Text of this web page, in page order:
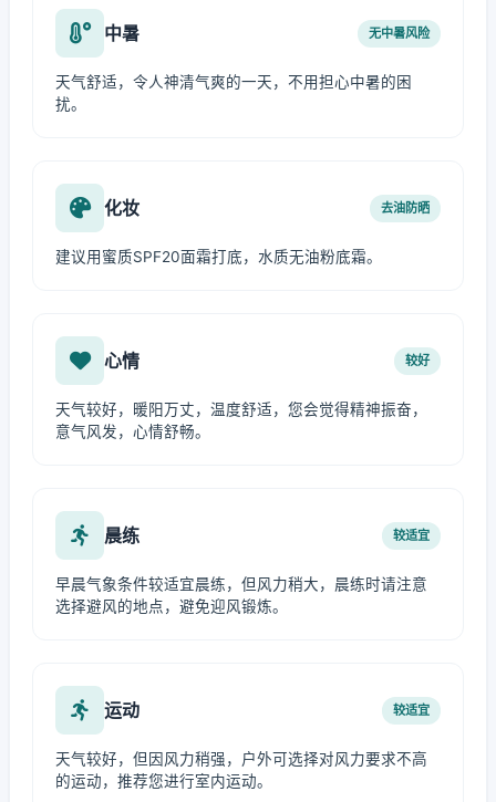
中暑 无中暑风险
天气舒适，令人神清气爽的一天，不用担心中暑的困
扰。
化妆 去油防晒
建议用蜜质SPF20面霜打底，水质无油粉底霜。
心情 较好
天气较好，暖阳万丈，温度舒适，您会觉得精神振奋，
意气风发，心情舒畅。
晨练 较适宜
早晨气象条件较适宜晨练，但风力稍大，晨练时请注意
选择避风的地点，避免迎风锻炼。
运动 较适宜
天气较好，但因风力稍强，户外可选择对风力要求不高
的运动，推荐您进行室内运动。